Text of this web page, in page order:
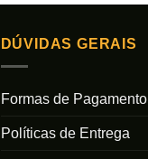
DÚVIDAS GERAIS
Formas de Pagamento
Políticas de Entrega